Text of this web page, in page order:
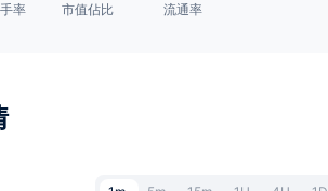
率 市值佔比 流通率